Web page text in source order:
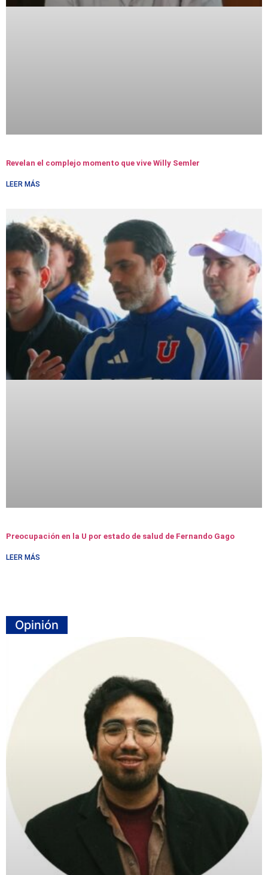
Revelan el complejo momento que vive Willy Semler
LEER MÁS
Preocupación en la U por estado de salud de Fernando Gago
LEER MÁS
Opinión